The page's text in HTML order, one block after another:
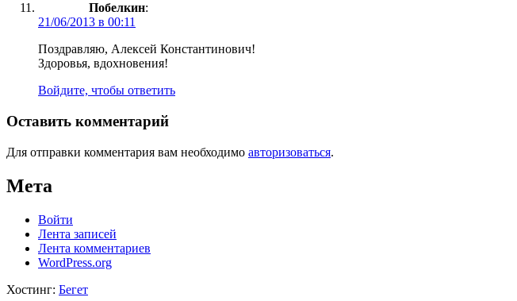
Побелкин:
21/06/2013 в 00:11
Поздравляю, Алексей Константинович!
Здоровья, вдохновения!
Войдите, чтобы ответить
Оставить комментарий
Для отправки комментария вам необходимо авторизоваться.
Мета
Войти
Лента записей
Лента комментариев
WordPress.org
Хостинг: Бегет